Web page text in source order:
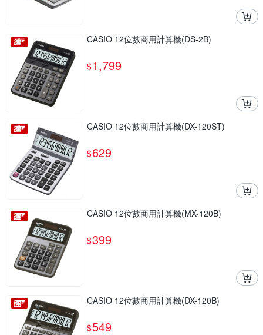
CASIO 12位數商用計算機(DS-2B)
$1,799
CASIO 12位數商用計算機(DX-120ST)
$629
CASIO 12位數商用計算機(MX-120B)
$399
CASIO 12位數商用計算機(DX-120B)
$549